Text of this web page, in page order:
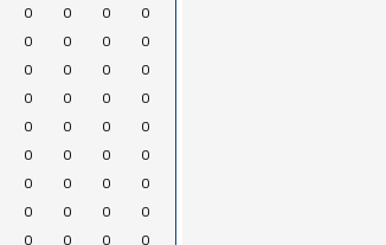
0 0 0
0
0 0 0
0
0 0 0
0
0 0 0
0
0 0 0
0
0 0 0
0
0 0 0
0
0 0 0
0
0 0 0 0